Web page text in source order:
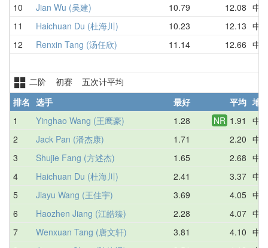
10
Jian Wu (吴建) 10.79 12.08 中
11
Haichuan Du (杜海川) 10.23 12.13 中
12
Renxin Tang (汤任欣) 11.14 12.66 中
二阶 初赛 五次计平均
排名 选手 最好 平均 地
1
Yinghao Wang (王鹰豪) 1.28 NR 1.91
中
2
Jack Pan (潘杰康) 1.71 2.20 中
3
Shujie Fang (方述杰) 1.65 2.68 中
4
Haichuan Du (杜海川) 2.41 3.37 中
5
Jiayu Wang (王佳宇) 3.69 4.05 中
6
Haozhen Jiang (江皓臻) 2.28 4.07 中
7
Wenxuan Tang (唐文轩) 3.81 4.10 中